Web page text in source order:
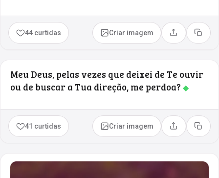
44 curtidas Criar imagem Compartilhar
Copiar
Meu Deus, pelas vezes que deixei de Te ouvir
ou de buscar a Tua direção, me perdoa? ◆
41 curtidas Criar imagem Compartilhar
Copiar